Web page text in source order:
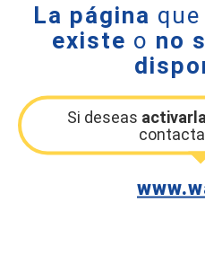
La página
existe o no
Si deseas